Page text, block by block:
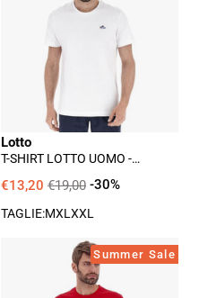
Lotto
Uomo
Bianco
Lotto
T-SHIRT LOTTO UOMO -
€13,20 €19,00 -30%
TAGLIE:MXLXXL
T-
Shirt
Lotto
Summer Sale